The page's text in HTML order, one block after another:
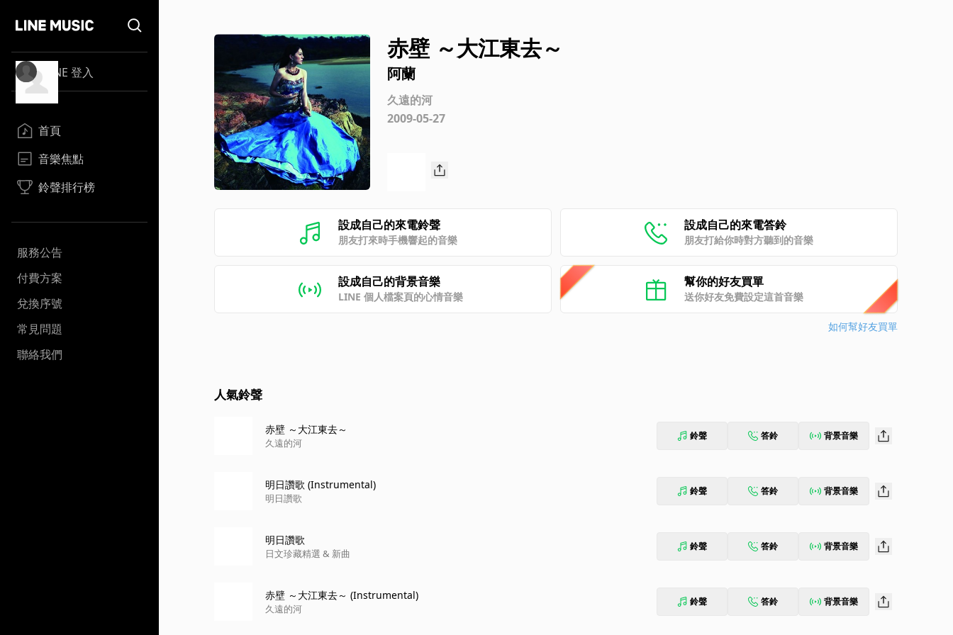
LINE 登入
首頁
音樂焦點
鈴聲排行榜
服務公告
付費方案
兌換序號
常見問題
聯絡我們
赤壁 ～大江東去～
阿蘭
久遠的河
2009-05-27
設成自己的來電鈴聲
朋友打來時手機響起的音樂
設成自己的來電答鈴
朋友打給你時對方聽到的音樂
設成自己的背景音樂
LINE 個人檔案頁的心情音樂
幫你的好友買單
送你好友免費設定這首音樂
如何幫好友買單
人氣鈴聲
赤壁 ～大江東去～
久遠的河
鈴聲 答鈴 背景音樂
明日讚歌 (Instrumental)
明日讚歌
鈴聲 答鈴 背景音樂
明日讚歌
日文珍藏精選 & 新曲
鈴聲 答鈴 背景音樂
赤壁 ～大江東去～ (Instrumental)
久遠的河
鈴聲 答鈴 背景音樂